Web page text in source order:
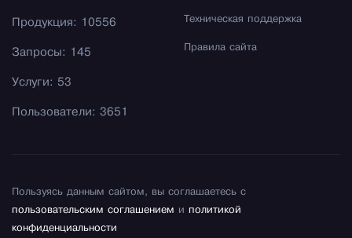
Техническая поддержка
Правила сайта
Продукция: 10556
Запросы: 145
Услуги: 53
Пользователи: 3651
Пользуясь данным сайтом, вы соглашаетесь с
пользовательским соглашением и политикой
конфиденциальности